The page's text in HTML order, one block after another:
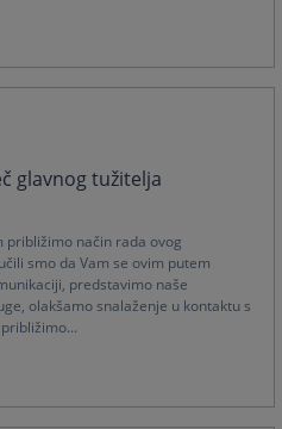
glavnog tužitelja
približimo način rada ovog
smo da Vam se ovim putem
predstavimo naše
olakšamo snalaženje u kontaktu s